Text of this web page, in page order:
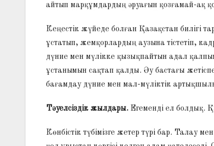
айтып марқұмдардың әруағын қозғамай-ақ
Кеңестік жүйеде болған Қазақстан билігі
ұстатып, жемқорлардың аузына тістетіп,
дүние мен мүлікке қызықпайтын адал
ұстанымын сақтап қалды. Әу бастағы
бағамдау дүние мен мал-мүліктік
Тәуелсіздік жылдары. Егеменді ел болдық.
Көнбістік түбімізге жетер түрі бар. Талау